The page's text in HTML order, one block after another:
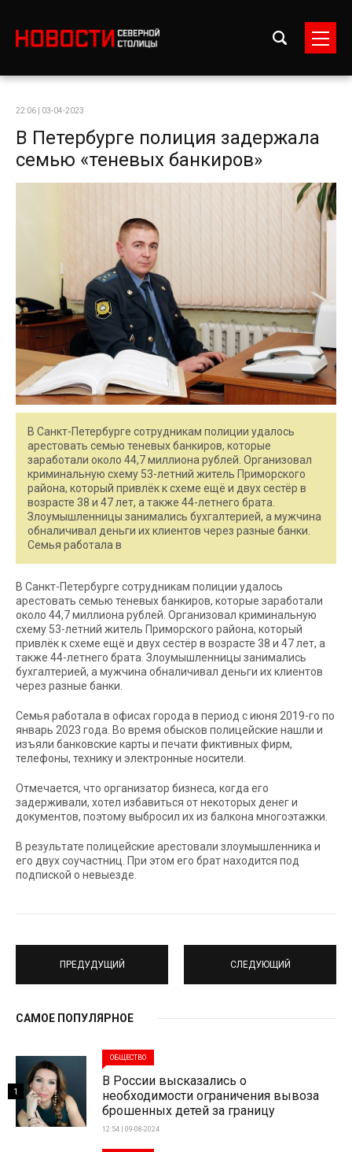
22:06 | 03-04-2023
В Петербурге полиция задержала
семью «теневых банкиров»
В Санкт-Петербурге сотрудникам полиции удалось
арестовать семью теневых банкиров, которые
заработали около 44,7 миллиона рублей. Организовал
криминальную схему 53-летний житель Приморского
района, который привлёк к схеме ещё и двух сестёр в
возрасте 38 и 47 лет, а также 44-летнего брата.
Злоумышленницы занимались бухгалтерией, а мужчина
обналичивал деньги их клиентов через разные банки.
Семья работала в
В Санкт-Петербурге сотрудникам полиции удалось
арестовать семью теневых банкиров, которые заработали
около 44,7 миллиона рублей. Организовал криминальную
схему 53-летний житель Приморского района, который
привлёк к схеме ещё и двух сестёр в возрасте 38 и 47 лет, а
также 44-летнего брата. Злоумышленницы занимались
бухгалтерией, а мужчина обналичивал деньги их клиентов
через разные банки.
Семья работала в офисах города в период с июня 2019-го по
январь 2023 года. Во время обысков полицейские нашли и
изъяли банковские карты и печати фиктивных фирм,
телефоны, технику и электронные носители.
Отмечается, что организатор бизнеса, когда его
задерживали, хотел избавиться от некоторых денег и
документов, поэтому выбросил их из балкона многоэтажки.
В результате полицейские арестовали злоумышленника и
его двух соучастниц. При этом его брат находится под
подпиской о невыезде.
ПРЕДУДУЩИЙ СЛЕДУЮЩИЙ
САМОЕ ПОПУЛЯРНОЕ
ОБЩЕСТВО
В России высказались о
необходимости ограничения вывоза
брошенных детей за границу
12:54 | 09-08-2024
1